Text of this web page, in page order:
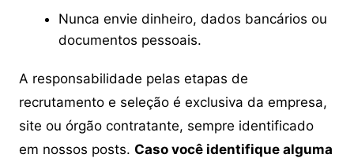
Nunca envie dinheiro, dados bancários ou
documentos pessoais.
A responsabilidade pelas etapas de
recrutamento e seleção é exclusiva da empresa,
site ou órgão contratante, sempre identificado
em nossos posts. Caso você identifique alguma